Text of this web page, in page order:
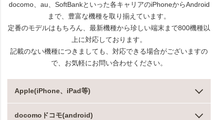
docomo、au、SoftBankといった各キャリアのiPhoneからAndroid
まで、豊富な機種を取り揃えています。
定番のモデルはもちろん、最新機種から珍しい端末まで800機種以
上に対応しております。
記載のない機種につきましても、対応できる場合がございますの
で、お気軽にお問い合わせください。
Apple(iPhone、iPad等)
docomoドコモ(android)